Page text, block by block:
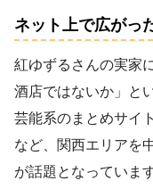
ネット上で広がっ
紅ゆずるさんの実家
酒店ではないか」と
芸能系のまとめサイ
など、関西エリアを
が話題となっていま